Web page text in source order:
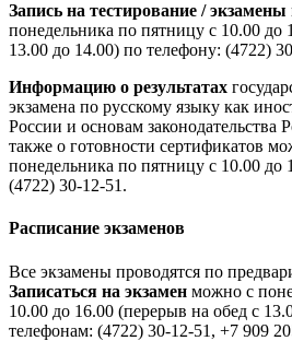
Запись на тестирование / экзамены
понедельника по пятницу с 10.00 до
13.00 до 14.00) по телефону: (4722)
Информацию о результатах
экзамена по русскому языку как
России и основам законодательства
также о готовности сертификатов
понедельника по пятницу с 10.00 до
(4722) 30-12-51.
Расписание экзаменов
Все экзамены проводятся по
Записаться на экзамен можно с
10.00 до 16.00 (перерыв на обед с
телефонам: (4722) 30-12-51 , +7 909